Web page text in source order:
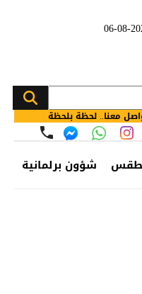
معنا.. لحظة بلحظة
شؤون برلمانية